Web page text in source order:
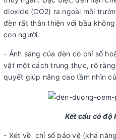
dioxide (CO2) ra ngoài môi
đèn rất thân thiện với bầu
con người.
- Ánh sáng của đèn có chỉ số
vật một cách trung thực, rõ
quyết giúp nâng cao tầm nhìn
Kết cấu có độ
- Xét về chỉ số bảo vệ (khả